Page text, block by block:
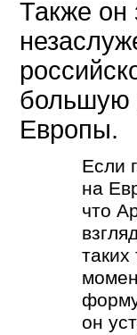
Также он
большую
Европы.
Если
на
что
он